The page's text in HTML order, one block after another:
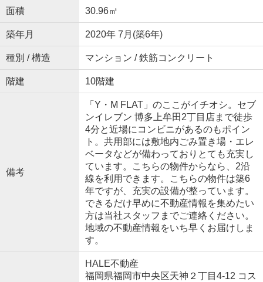
面積 30.96㎡
築年月 2020年 7月(築6年)
種別 / 構造 マンション / 鉄筋コンクリート
階建 10階建
備考
「Y・M FLAT」のここがイチオシ。セブ
ンイレブン 博多上牟田2丁目店まで徒歩
4分と近場にコンビニがあるのもポイン
ト。共用部には敷地内ごみ置き場・エレ
ベータなどが備わっておりとても充実し
ています。こちらの物件からなら、2沿
線を利用できます。こちらの物件は築6
年ですが、充実の設備が整っています。
できるだけ早めに不動産情報を集めたい
方は当社スタッフまでご連絡ください。
地域の不動産情報をいち早くお届けしま
す。
HALE不動産
福岡県福岡市中央区天神２丁目4-12 コス